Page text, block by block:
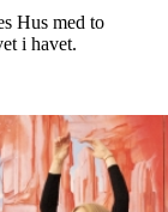
Hus med to
i havet.